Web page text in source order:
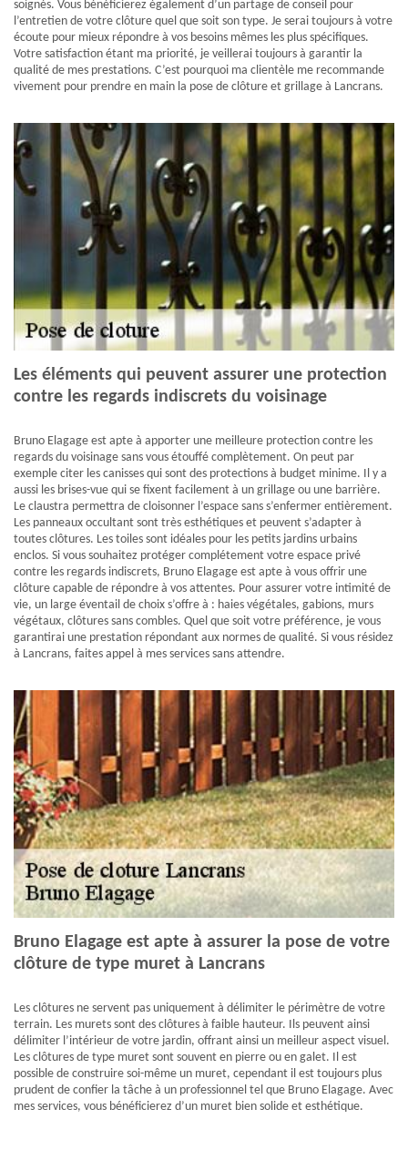
soignés. Vous bénéficierez également d’un partage de conseil pour
l’entretien de votre clôture quel que soit son type. Je serai toujours à votre
écoute pour mieux répondre à vos besoins mêmes les plus spécifiques.
Votre satisfaction étant ma priorité, je veillerai toujours à garantir la
qualité de mes prestations. C’est pourquoi ma clientèle me recommande
vivement pour prendre en main la pose de clôture et grillage à Lancrans.
Les éléments qui peuvent assurer une protection
contre les regards indiscrets du voisinage
Bruno Elagage est apte à apporter une meilleure protection contre les
regards du voisinage sans vous étouffé complètement. On peut par
exemple citer les canisses qui sont des protections à budget minime. Il y a
aussi les brises-vue qui se fixent facilement à un grillage ou une barrière.
Le claustra permettra de cloisonner l’espace sans s’enfermer entièrement.
Les panneaux occultant sont très esthétiques et peuvent s’adapter à
toutes clôtures. Les toiles sont idéales pour les petits jardins urbains
enclos. Si vous souhaitez protéger complétement votre espace privé
contre les regards indiscrets, Bruno Elagage est apte à vous offrir une
clôture capable de répondre à vos attentes. Pour assurer votre intimité de
vie, un large éventail de choix s’offre à : haies végétales, gabions, murs
végétaux, clôtures sans combles. Quel que soit votre préférence, je vous
garantirai une prestation répondant aux normes de qualité. Si vous résidez
à Lancrans, faites appel à mes services sans attendre.
Bruno Elagage est apte à assurer la pose de votre
clôture de type muret à Lancrans
Les clôtures ne servent pas uniquement à délimiter le périmètre de votre
terrain. Les murets sont des clôtures à faible hauteur. Ils peuvent ainsi
délimiter l’intérieur de votre jardin, offrant ainsi un meilleur aspect visuel.
Les clôtures de type muret sont souvent en pierre ou en galet. Il est
possible de construire soi-même un muret, cependant il est toujours plus
prudent de confier la tâche à un professionnel tel que Bruno Elagage. Avec
mes services, vous bénéficierez d’un muret bien solide et esthétique.